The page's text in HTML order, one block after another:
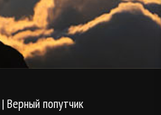
| Верный попутчик